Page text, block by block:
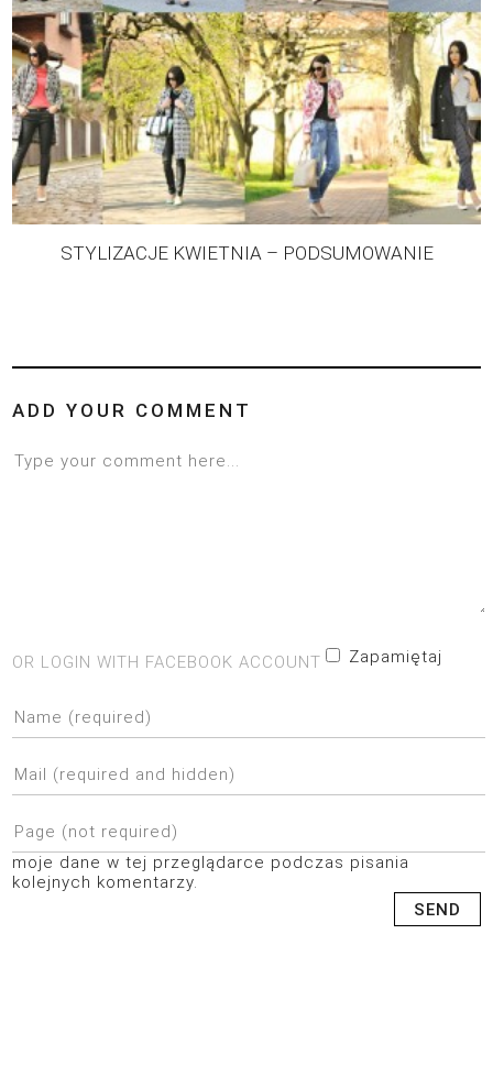
STYLIZACJE KWIETNIA – PODSUMOWANIE
ADD YOUR COMMENT
OR LOGIN WITH FACEBOOK ACCOUNT Zapamiętaj
moje dane w tej przeglądarce podczas pisania
kolejnych komentarzy.